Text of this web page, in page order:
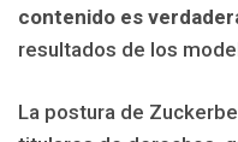
contenido es
resultados de los
La postura de